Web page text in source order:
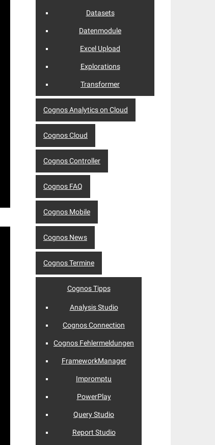
Datasets
Datenmodule
Excel Upload
Explorations
Transformer
Cognos Analytics on Cloud
Cognos Cloud
Cognos Controller
Cognos FAQ
Cognos Mobile
Cognos News
Cognos Termine
Cognos Tipps
Analysis Studio
Cognos Connection
Cognos Fehlermeldungen
FrameworkManager
Impromptu
PowerPlay
Query Studio
Report Studio